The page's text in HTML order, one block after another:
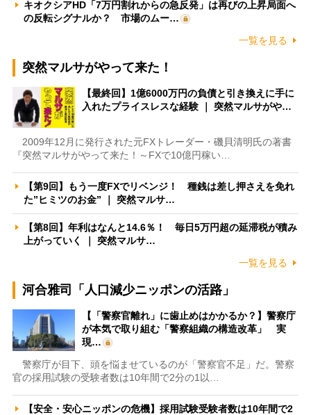
キオクシアHD「7万円割れからの急反発」は再びの上昇局面へ
の反転シグナルか？ 市場のムー…
一覧を見る
突然マルサがやって来た！
【最終回】1億6000万円の負債と引き換えに手に
入れたプライスレスな経験 ｜ 突然マルサがや…
2009年12月に発行された元FXトレーダー・磯貝清明氏の著書
『突然マルサがやって来た！～FXで10億円稼い…
【第9回】もう一度FXでリベンジ！ 種銭は差し押さえを免れ
た”ヒミツのお金” ｜ 突然マルサ…
【第8回】年利はなんと14.6％！ 毎日5万円超の延滞税が積み
上がっていく ｜ 突然マルサ…
一覧を見る
河合雅司「人口減少ニッポンの活路」
【「警察官離れ」に歯止めはかかるか？】警察庁
が本気で取り組む「警察組織の構造改革」 実
現…
警察庁が目下、頭を悩ませているのが「警察官不足」だ。警察
官の採用試験の受験者数は10年間で2分の1以…
【安全・安心ニッポンの危機】採用試験受験者数は10年間で2